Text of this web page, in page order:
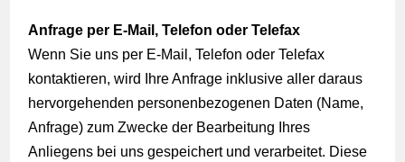
Anfrage per E-Mail, Telefon oder Telefax
Wenn Sie uns per E-Mail, Telefon oder Telefax
kontaktieren, wird Ihre Anfrage inklusive aller daraus
hervorgehenden personenbezogenen Daten (Name,
Anfrage) zum Zwecke der Bearbeitung Ihres
Anliegens bei uns gespeichert und verarbeitet. Diese